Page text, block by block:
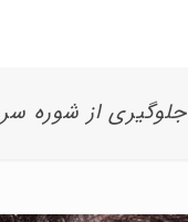
جلوگیری از شوره سر